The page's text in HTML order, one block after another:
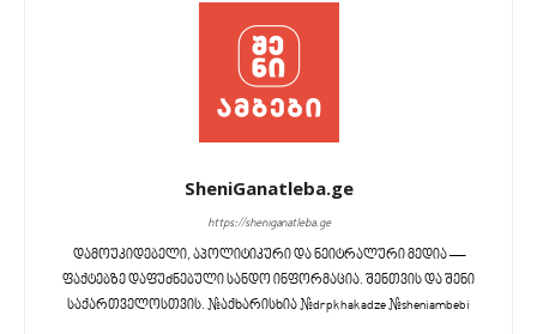
SheniGanatleba.ge
https://sheniganatleba.ge
დამოუკიდებელი, აპოლიტიკური და ნეიტრალური მედია —
ფაქტებზე დაფუძნებული სანდო ინფორმაცია. შენთვის და შენი
საქართველოსთვის. #აქხარისხია #drpkhakadze #sheniambebi